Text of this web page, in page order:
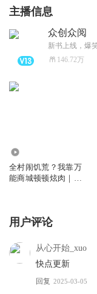
主播信息
众创众阅
146.72万
全村闹饥荒？我靠万
能商城顿顿炫肉｜穿
用户评论
从心开始_xuo
快点更新
回复 2025-03-05